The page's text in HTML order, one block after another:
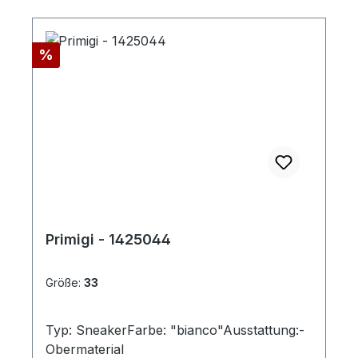
Rabatt
%
Primigi - 1425044
Größe: 33
Typ: SneakerFarbe: "bianco"Ausstattung:-
Obermaterial